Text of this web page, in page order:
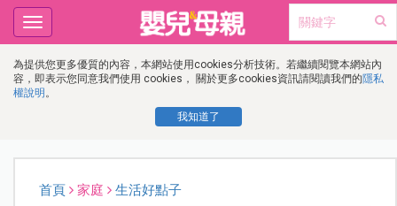
為提供您更多優質的內容，本網站使用cookies分析技術。若繼續閱覽本網站內
容，即表示您同意我們使用 cookies， 關於更多cookies資訊請閱讀我們的隱私
權說明 。
我知道了
Toggle
navigation
首頁 家庭 生活好點子